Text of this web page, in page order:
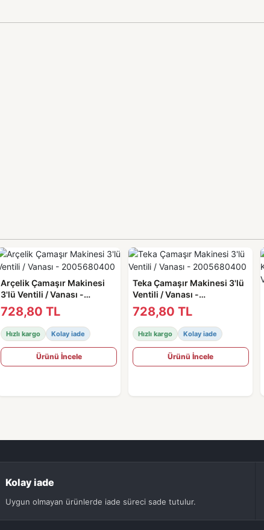
Arçelik Çamaşır Makinesi
3'lü Ventili / Vanası -
2005680400
728,80 TL
Hızlı kargo Kolay iade
Ürünü İncele
Teka Çamaşır Makinesi 3'lü
Ventili / Vanası -
2005680400
728,80 TL
Hızlı kargo Kolay iade
Ürünü İncele
Kolay iade
Uygun olmayan ürünlerde iade süreci sade tutulur.